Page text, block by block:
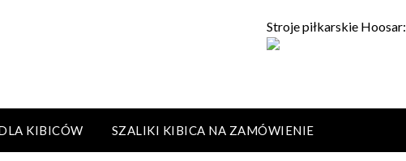
Stroje piłkarskie Hoosar:
KIBICÓW SZALIKI KIBICA NA ZAMÓWIENIE